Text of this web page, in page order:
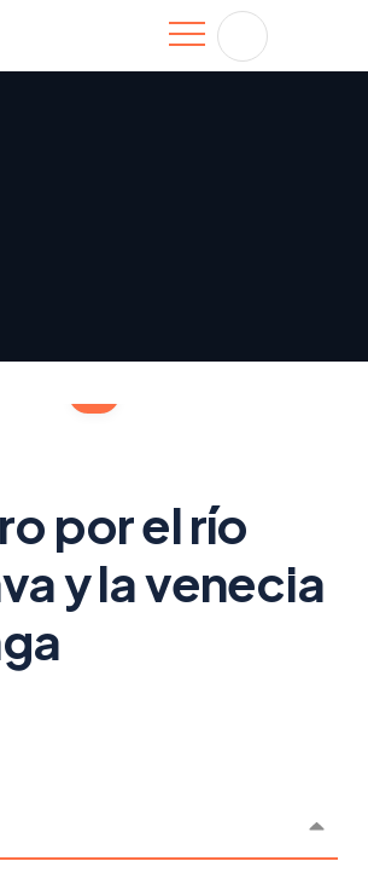
por el río
y la venecia